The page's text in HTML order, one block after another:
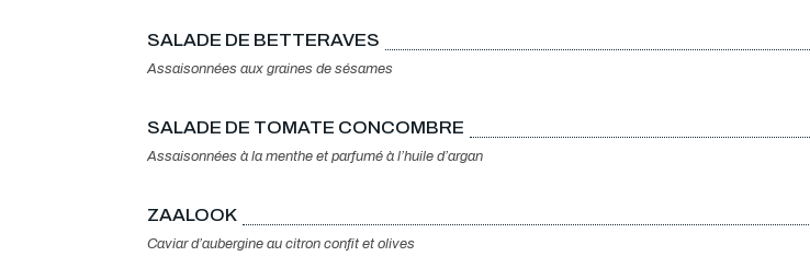
SALADE DE BETTERAVES
Assaisonnées aux graines de sésames
SALADE DE TOMATE CONCOMBRE
Assaisonnées à la menthe et parfumé à l’huile d’argan
ZAALOOK
Caviar d’aubergine au citron confit et olives